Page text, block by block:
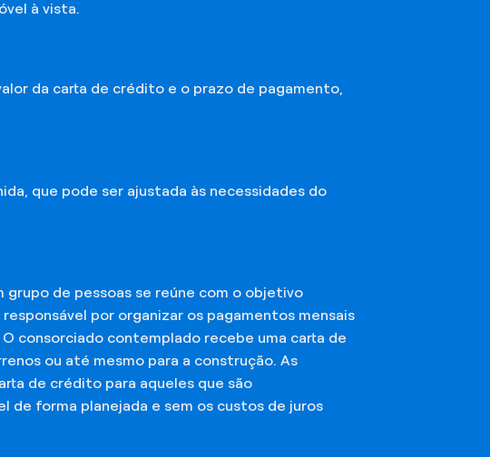
à vista.
da carta de crédito e o prazo de pagamento,
que pode ser ajustada às necessidades do
grupo de pessoas se reúne com o objetivo
por organizar os pagamentos mensais
consorciado contemplado recebe uma carta de
ou até mesmo para a construção. As
de crédito para aqueles que são
de forma planejada e sem os custos de juros